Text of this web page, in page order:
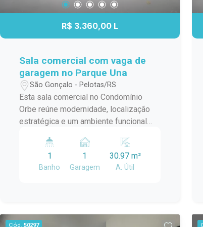
R$ 3.360,00 L
Sala comercial com vaga de
garagem no Parque Una
São Gonçalo - Pelotas/RS
Esta sala comercial no Condomínio
Orbe reúne modernidade, localização
estratégica e um ambiente funcional
buscam um espaço qualificado para
receber clientes e desenvolver suas
atividades. Inserida em um dos
produtividade, praticidade e uma
1
Banho
1
Garagem
30.97 m²
A. Útil
Cód. 50297